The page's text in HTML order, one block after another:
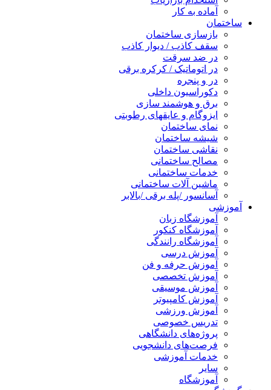
آماده به کار
ساختمان
بازسازی ساختمان
سقف کاذب / دیوار کاذب
در ضد سرقت
در اتوماتیک / کرکره برقی
در و پنجره
دکوراسیون داخلی
برق و هوشمند سازی
ایزوگام و عایقهای رطوبتی
نمای ساختمان
شیشه ساختمان
نقاشی ساختمان
مصالح ساختمانی
خدمات ساختمانی
ماشین آلات ساختمانی
آسانسور /پله برقی /بالابر
آموزشی
آموزشگاه زبان
آموزشگاه کنکور
آموزشگاه رانندگی
آموزش درسی
آموزش حرفه و فن
آموزش تخصصی
آموزش موسیقی
آموزش کامپیوتر
آموزش ورزشی
تدریس خصوصی
پروژه‌های دانشگاهی
فرصت‌های دانشجویی
خدمات آموزشی
سایر
آموزشگاه